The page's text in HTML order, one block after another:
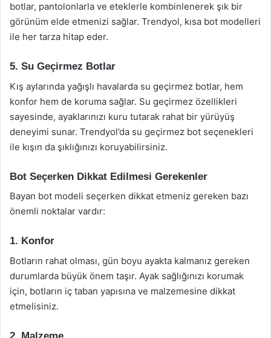
botlar, pantolonlarla ve eteklerle kombinlenerek şık bir
görünüm elde etmenizi sağlar. Trendyol, kısa bot modelleri
ile her tarza hitap eder.
5. Su Geçirmez Botlar
Kış aylarında yağışlı havalarda su geçirmez botlar, hem
konfor hem de koruma sağlar. Su geçirmez özellikleri
sayesinde, ayaklarınızı kuru tutarak rahat bir yürüyüş
deneyimi sunar. Trendyol’da su geçirmez bot seçenekleri
ile kışın da şıklığınızı koruyabilirsiniz.
Bot Seçerken Dikkat Edilmesi Gerekenler
Bayan bot modeli seçerken dikkat etmeniz gereken bazı
önemli noktalar vardır:
1. Konfor
Botların rahat olması, gün boyu ayakta kalmanız gereken
durumlarda büyük önem taşır. Ayak sağlığınızı korumak
için, botların iç taban yapısına ve malzemesine dikkat
etmelisiniz.
2. Malzeme